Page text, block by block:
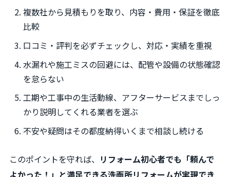
複数社から見積もりを取り、内容・費用・保証を徹底
比較
口コミ・評判を必ずチェックし、対応・実績を重視
水漏れや施工ミスの回避には、配管や設備の状態確認
を怠らない
工期や工事中の生活動線、アフターサービスまでしっ
かり説明してくれる業者を選ぶ
不安や疑問はその都度納得いくまで相談し続ける
このポイントを守れば、 リフォーム初心者でも「頼んで
よかった！」と満足できる洗面所リフォームが実現でき